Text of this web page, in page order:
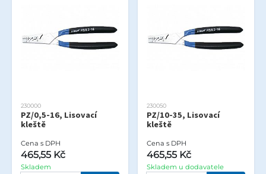
230000
PZ/0,5-16, Lisovací
kleště
Cena s DPH
465,55 Kč
Skladem
230050
PZ/10-35, Lisovací
kleště
Cena s DPH
465,55 Kč
Skladem u dodavatele